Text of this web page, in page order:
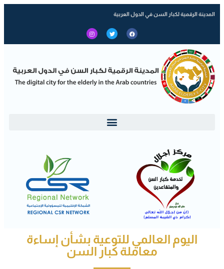
المدينة الرقمية لكبار السن في الدول العربية
اليوم العالمي للتوعية بشأن إساءة
معاملة كبار السن